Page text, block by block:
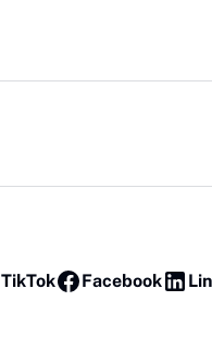
TikTok Facebook